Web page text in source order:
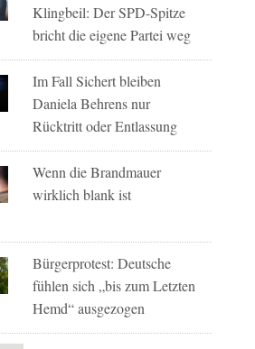
Klingbeil: Der SPD-Spitze
bricht die eigene Partei weg
Im Fall Sichert bleiben
Daniela Behrens nur
Rücktritt oder Entlassung
Wenn die Brandmauer
wirklich blank ist
Bürgerprotest: Deutsche
fühlen sich „bis zum Letzten
Hemd“ ausgezogen